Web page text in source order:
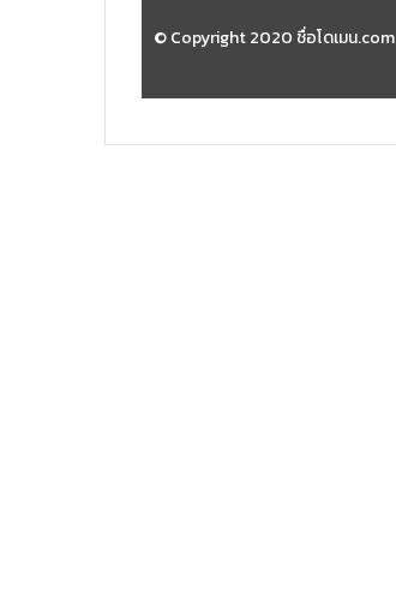
© Copyright 2020 ชื่อโดเมน.com